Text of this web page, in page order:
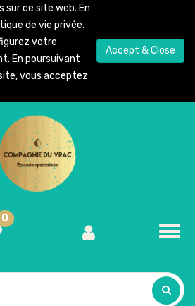
sur ce site web. En
de vie privée.
votre
En poursuivant
vous acceptez
Accept & Close
0